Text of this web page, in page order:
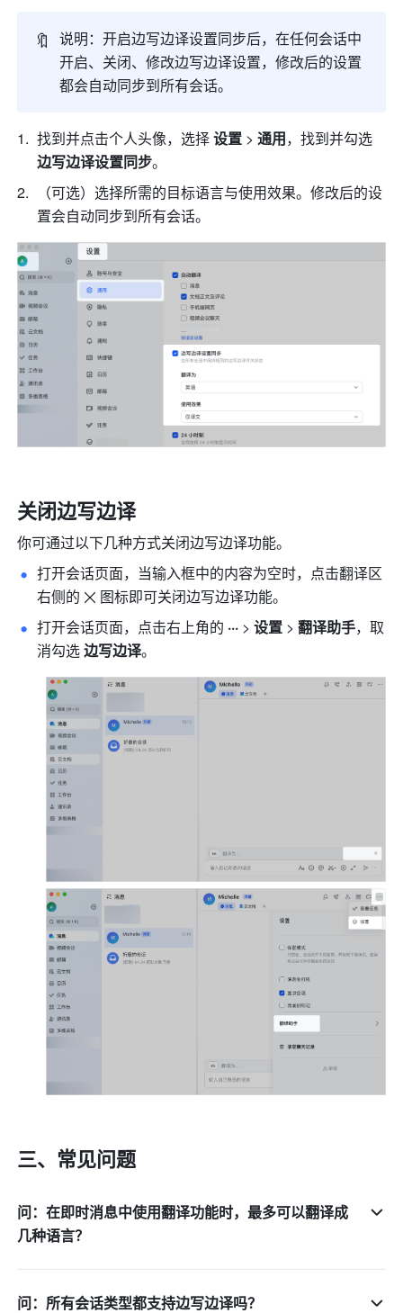
🔖
说明：开启边写边译设置同步后，在任何会话中
开启、关闭、修改边写边译设置，修改后的设置
都会自动同步到所有会话。
找到并点击个人头像，选择 设置 > 通用
边写边译设置同步。
（可选）选择所需的目标语言与使用效果。修改后的设
置会自动同步到所有会话。
关闭边写边译
你可通过以下几种方式关闭边写边译功能。
打开会话页面，当输入框中的内容为空时，点击翻译区
右侧的
图标即可关闭边写边译功能。
打开会话页面，点击右上角的 ··· > 设置 > 翻译助手，取
消勾选 边写边译。
三、常见问题
问：在即时消息中使用翻译功能时，最多可以翻译成
几种语言？
问：所有会话类型都支持边写边译吗？